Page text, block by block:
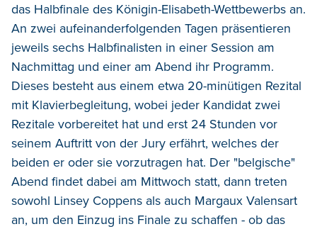
das Halbfinale des Königin-Elisabeth-Wettbewerbs an.
An zwei aufeinanderfolgenden Tagen präsentieren
jeweils sechs Halbfinalisten in einer Session am
Nachmittag und einer am Abend ihr Programm.
Dieses besteht aus einem etwa 20-minütigen Rezital
mit Klavierbegleitung, wobei jeder Kandidat zwei
Rezitale vorbereitet hat und erst 24 Stunden vor
seinem Auftritt von der Jury erfährt, welches der
beiden er oder sie vorzutragen hat. Der "belgische"
Abend findet dabei am Mittwoch statt, dann treten
sowohl Linsey Coppens als auch Margaux Valensart
an, um den Einzug ins Finale zu schaffen - ob das